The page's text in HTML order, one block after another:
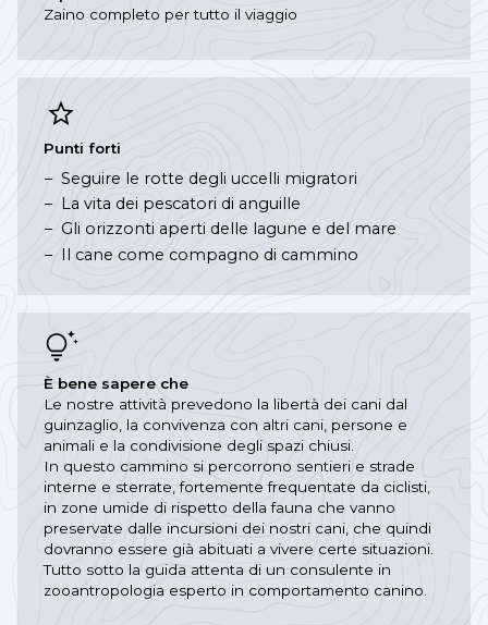
Zaino completo per tutto il viaggio
Punti forti
Seguire le rotte degli uccelli migratori
La vita dei pescatori di anguille
Gli orizzonti aperti delle lagune e del mare
Il cane come compagno di cammino
È bene sapere che
Le nostre attività prevedono la libertà dei cani dal
guinzaglio, la convivenza con altri cani, persone e
animali e la condivisione degli spazi chiusi.
In questo cammino si percorrono sentieri e strade
interne e sterrate, fortemente frequentate da ciclisti,
in zone umide di rispetto della fauna che vanno
preservate dalle incursioni dei nostri cani, che quindi
dovranno essere già abituati a vivere certe situazioni.
Tutto sotto la guida attenta di un consulente in
zooantropologia esperto in comportamento canino.